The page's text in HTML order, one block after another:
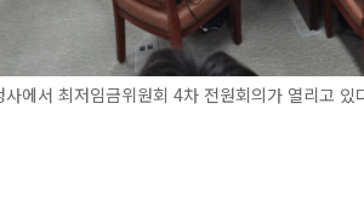
에서 최저임금위원회 4차 전원회의가 열리고 있